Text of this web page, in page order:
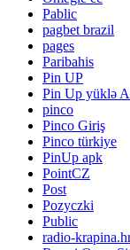
Pablic
pagbet brazil
pages
Paribahis
Pin UP
Pin Up yüklə
pinco
Pinco Giriş
Pinco türkiye
PinUp apk
PointCZ
Post
Pozyczki
Public
radio-